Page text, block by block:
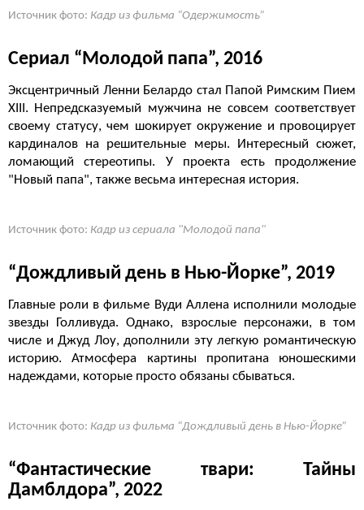
Источник фото: Кадр из фильма “Одержимость”
Сериал “Молодой папа”, 2016
Эксцентричный Ленни Белардо стал Папой Римским Пием
XIII. Непредсказуемый мужчина не совсем соответствует
своему статусу, чем шокирует окружение и провоцирует
кардиналов на решительные меры. Интересный сюжет,
ломающий стереотипы. У проекта есть продолжение
"Новый папа", также весьма интересная история.
Источник фото: Кадр из сериала "Молодой папа"
“Дождливый день в Нью-Йорке”, 2019
Главные роли в фильме Вуди Аллена исполнили молодые
звезды Голливуда. Однако, взрослые персонажи, в том
числе и Джуд Лоу, дополнили эту легкую романтическую
историю. Атмосфера картины пропитана юношескими
надеждами, которые просто обязаны сбываться.
Источник фото: Кадр из фильма “Дождливый день в Нью-Йорке”
“Фантастические твари: Тайны
Дамблдора”, 2022